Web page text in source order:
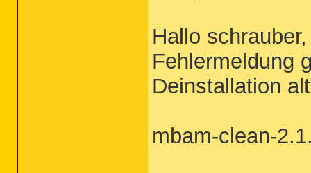
Hallo
Fehlermeldung
Deinstallation
mbam-clean-